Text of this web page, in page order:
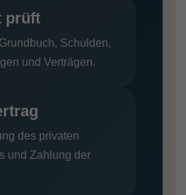
prüft
Schulden,
und Verträgen.
des privaten
und Zahlung der